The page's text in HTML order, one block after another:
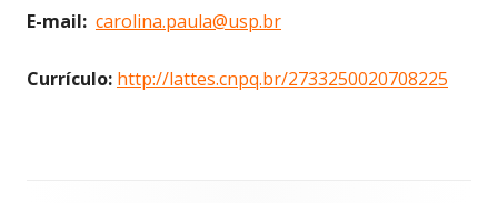
E-mail: carolina.paula@usp.br
Currículo: http://lattes.cnpq.br/2733250020708225